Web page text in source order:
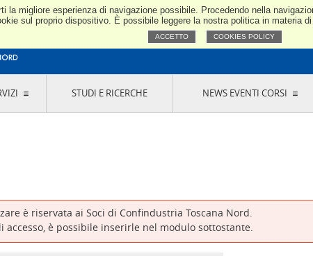
la migliore esperienza di navigazione possibile. Procedendo nella
sul proprio dispositivo. È possibile leggere la nostra politica in materia di
ACCETTO COOKIES POLICY
Confindustria Toscana Nord
DESIGNAZIONE
ORGANI DI CONTROLLO
COMITATO PICCOLA
INDUSTRIA
GRUPPI DI ACQUISTO
STUDI E RICERCHE NEWS EVENTI CORSI
è riservata ai Soci di Confindustria Toscana Nord.
accesso, è possibile inserirle nel modulo sottostante.